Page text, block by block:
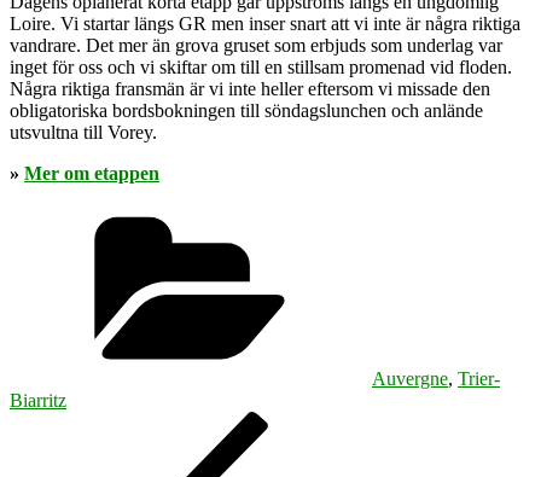
Loire. Vi startar längs GR men inser snart att vi inte är några riktiga
vandrare. Det mer än grova gruset som erbjuds som underlag var
inget för oss och vi skiftar om till en stillsam promenad vid floden.
Några riktiga fransmän är vi inte heller eftersom vi missade den
obligatoriska bordsbokningen till söndagslunchen och anlände
utsvultna till Vorey.
» Mer om etappen
Auvergne, Trier-
Biarritz
Inläggsnavigering